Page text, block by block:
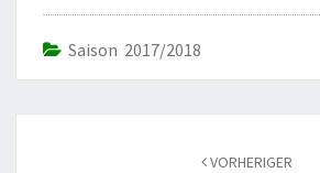
Saison 2017/2018
VORHERIGER